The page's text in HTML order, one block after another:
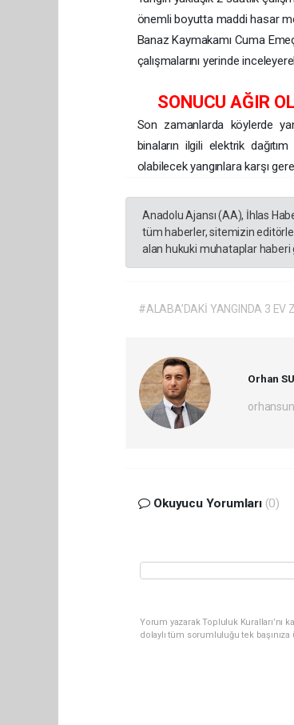
önemli boyutta maddi hasar
Banaz Kaymakamı Cuma
çalışmalarını yerinde
SONUCU AĞIR
Son zamanlarda köylerde
binaların ilgili elektrik
olabilecek yangınlara karşı
Anadolu Ajansı (AA), İhlas
tüm haberler, sitemizin
alan hukuki muhataplar haberi
#ALABA’DAKİ YANGINDA 3 EV
Orhan
Okuyucu Yorumları (0)
Yorum yazarak Topluluk Kuralları’nı
dolaylı tüm sorumluluğu tek